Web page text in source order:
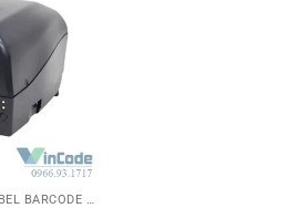
MÁY IN MÃ VẠCH | LABEL BARCODE PRINTER